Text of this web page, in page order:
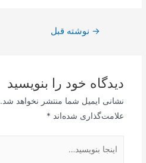
راهبری→ نوشته قبل
دیدگاه‌ خود را بنویسید
نشانی ایمیل شما منتشر نخواهد شد.
علامت‌گذاری شده‌اند *
بنویسید…